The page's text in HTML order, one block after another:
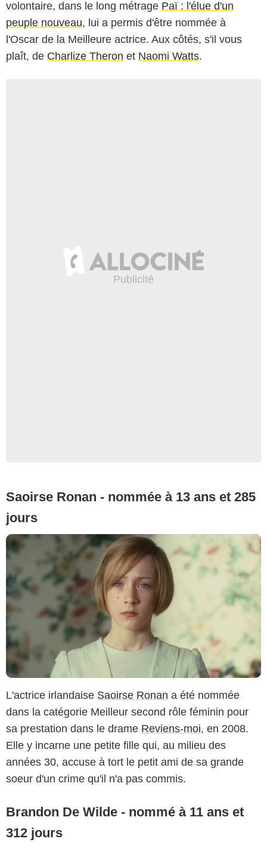
volontaire, dans le long métrage Paï : l'élue d'un
peuple nouveau, lui a permis d'être nommée à
l'Oscar de la Meilleure actrice. Aux côtés, s'il vous
plaît, de Charlize Theron et Naomi Watts.
Saoirse Ronan - nommée à 13 ans et 285
jours
L'actrice irlandaise Saoirse Ronan a été nommée
dans la catégorie Meilleur second rôle féminin pour
sa prestation dans le drame Reviens-moi, en 2008.
Elle y incarne une petite fille qui, au milieu des
années 30, accuse à tort le petit ami de sa grande
soeur d'un crime qu'il n'a pas commis.
Brandon De Wilde - nommé à 11 ans et
312 jours